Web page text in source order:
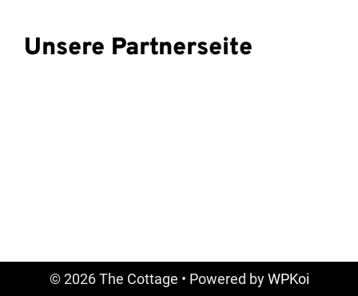
Unsere Partnerseite
© 2026 The Cottage • Powered byWPKoi